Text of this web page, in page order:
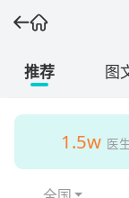
推荐 图
1.5w 医